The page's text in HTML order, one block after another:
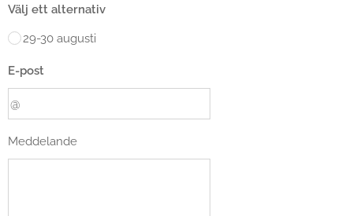
Välj ett alternativ
29-30 augusti
E-post
Meddelande